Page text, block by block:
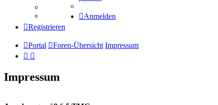
Tipprunde
Comunio
Anmelden
Registrieren
Portal Foren-Übersicht Impressum
Impressum